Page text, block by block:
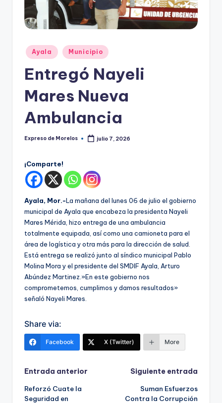
Publicado
en
Ayala Municipio
Entregó Nayeli
Mares Nueva
Ambulancia
Publicado
Expreso de Morelos julio 7, 2026
¡Comparte!
Ayala, Mor.-La mañana del lunes 06 de julio el gobierno
municipal de Ayala que encabeza la presidenta Nayeli
Mares Mérida, hizo entrega de una ambulancia
totalmente equipada, así como una camioneta para el
área de logística y otra más para la dirección de salud.
Está entrega se realizó junto al síndico municipal Pablo
Molina Mora y el presidente del SMDIF Ayala, Arturo
Abúndez Martinez.»En este gobierno nos
comprometemos, cumplimos y damos resultados»
señaló Nayeli Mares.
Share via:
Facebook X (Twitter) More
Navegación
de
Entrada anterior
Reforzó Cuate la
Seguridad en
Siguiente entrada
Suman Esfuerzos
Contra la Corrupción